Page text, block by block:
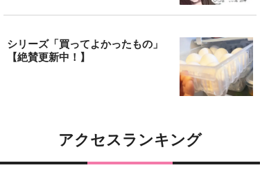
シリーズ「買ってよかったもの」
【絶賛更新中！】
アクセスランキング